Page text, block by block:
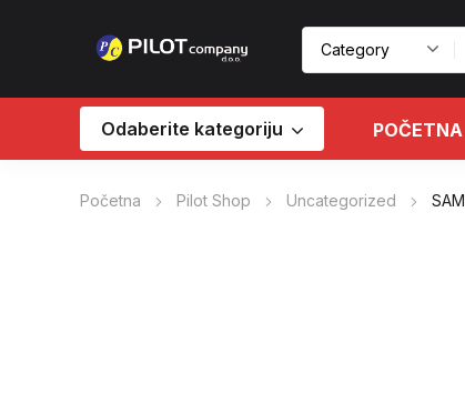
Odaberite kategoriju POČETNA
Početna Pilot Shop Uncategorized